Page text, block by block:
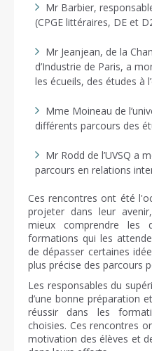
Mr Barbier,
(CPGE littéraires, DE et
Mr Jeanjean, de la
d’Industrie de Paris, a
les écueils, des études à
Mme Moineau de
différents parcours des
Mr Rodd de l’UVSQ a
parcours en relations
Ces rencontres ont été
projeter dans leur
mieux comprendre les
formations qui les
de dépasser certaines
plus précise des parcours
Les responsables du
d’une bonne préparation
réussir dans les
choisies. Ces rencontres
motivation des élèves et